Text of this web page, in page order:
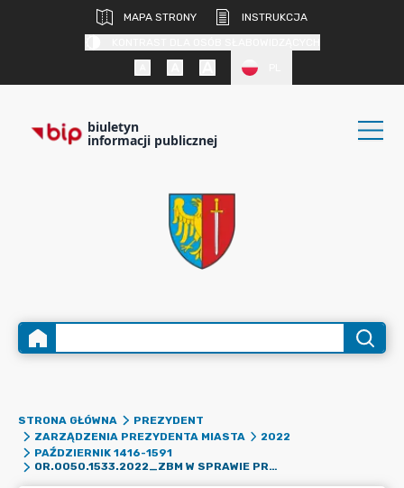
MAPA STRONY
INSTRUKCJA
biuletyn
informacji publicznej
STRONA GŁÓWNA
PREZYDENT
ZARZĄDZENIA PREZYDENTA MIASTA
2022
PAŹDZIERNIK 1416-1591
OR.0050.1533.2022_ZBM W SPRAWIE PRZEZNACZENIA DO SPRZEDAŻY LOKALU MIESZKALNEGO POŁOŻONEGO W ŻORACH PRZY UL. BRZOZOWEJ 39/7 STANOWIĄCEGO WŁASNOŚĆ GMINY ŻORY